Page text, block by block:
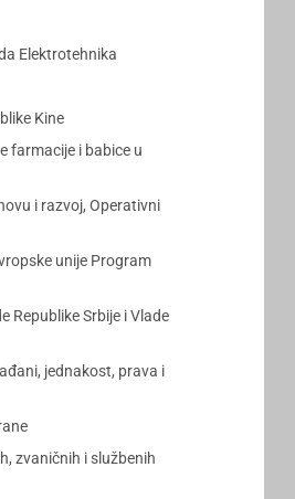
Elektrotehnika
Kine
farmacije i babice u
i razvoj, Operativni
unije Program
Republike Srbije i Vlade
jednakost, prava i
zvaničnih i službenih